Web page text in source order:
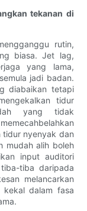
tekanan di
rutin,
biasa. Jet lag,
yang lama,
jadi badan.
diabaikan tetapi
tidur
yang tidak
tidur nyenyak dan
mudah alih boleh
input auditori
tiba daripada
melancarkan
dalam fasa